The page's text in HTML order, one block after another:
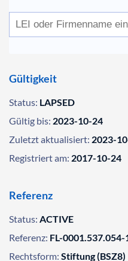
Gültigkeit
Status: LAPSED
Gültig bis: 2023-10-24
Zuletzt aktualisiert: 2023-
Registriert am: 2017-10-24
Referenz
Status: ACTIVE
Referenz: FL-
Rechtsform: Stiftung (BSZ8)